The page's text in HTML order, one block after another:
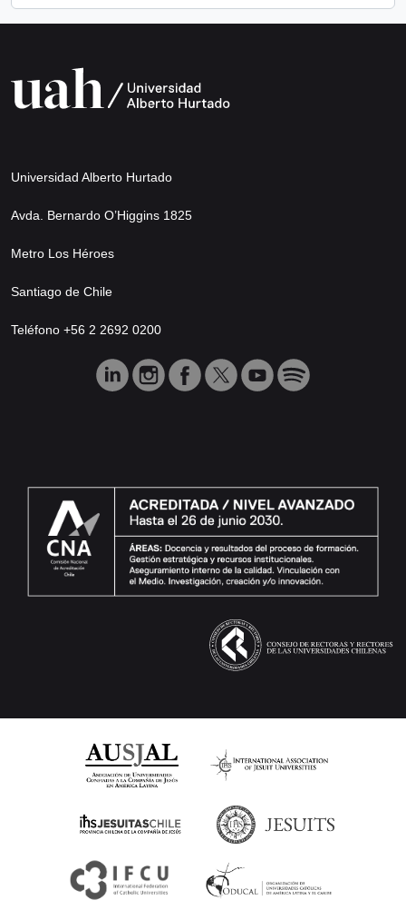
Universidad Alberto Hurtado
Avda. Bernardo O’Higgins 1825
Metro Los Héroes
Santiago de Chile
Teléfono +56 2 2692 0200